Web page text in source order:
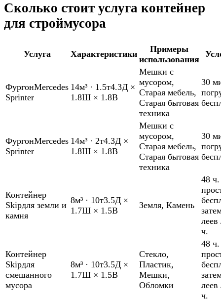
Сколько стоит услуга контейнер
для строймусора
Услуга Характеристики
Примеры
использования
ФургонMercedes
Sprinter
14м³ · 1.5т4.3Д ×
1.8Ш × 1.8В
Мешки с
мусором,
Старая мебель,
Старая бытовая
техника
30
ФургонMercedes
Sprinter
14м³ · 2т4.3Д ×
1.8Ш × 1.8В
Мешки с
мусором,
Старая мебель,
Старая бытовая
техника
30
Контейнер
Skipдля земли и
камня
8м³ · 10т3.5Д ×
1.7Ш × 1.5В
Земля, Камень
48 ч.
леев
ч.
Контейнер
Skipдля
смешанного
мусора
8м³ · 10т3.5Д ×
1.7Ш × 1.5В
Стекло,
Пластик,
Мешки,
Обломки
48 ч.
леев
ч.